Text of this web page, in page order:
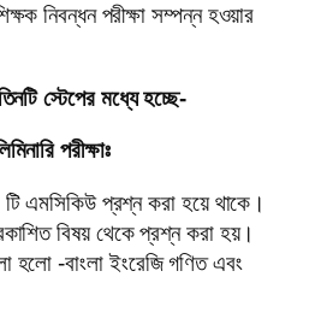
নিবন্ধন পরীক্ষা সম্পন্ন হওয়ার
স্টেপের মধ্যে হচ্ছে-
পরীক্ষাঃ
এমসিকিউ প্রশ্ন করা হয়ে থাকে।
বিষয় থেকে প্রশ্ন করা হয়।
হলো -বাংলা ইংরেজি গণিত এবং